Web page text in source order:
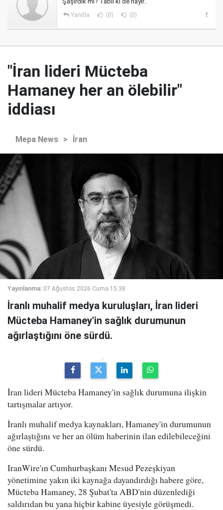
Yanıtla (0) (0)
"İran lideri Mücteba
Hamaney her an ölebilir"
iddiası
Mepa News > İran
Yayınlanma: 07 Ağustos 2026 Cuma 15:38
İranlı muhalif medya kuruluşları, İran lideri
Mücteba Hamaney'in sağlık durumunun
ağırlaştığını öne sürdü.
İran lideri Mücteba Hamaney'in sağlık durumuna ilişkin
tartışmalar artıyor.
İranlı muhalif medya kaynakları, Hamaney'in durumunun
ağırlaştığını ve her an ölüm haberinin ilan edilebileceğini
öne sürdü.
IranWire'ın Cumhurbaşkanı Mesud Pezeşkiyan
yönetimine yakın iki kaynağa dayandırdığı habere göre,
Mücteba Hamaney, 28 Şubat'ta ABD'nin düzenlediği
saldırıdan bu yana hiçbir kabine üyesiyle görüşmedi.